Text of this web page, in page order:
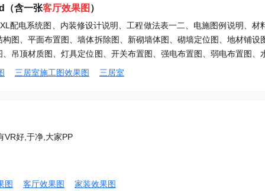
（含一张客厅效果图 ）
配电系统图、内装修设计说明、工程做法表一二、电施图例说明、材
图、平面布置图、墙体拆除图、新砌墙体图、砌墙定位图、地材铺设
吊顶材质图、灯具定位图、开关布置图、强电布置图、弱电布置图、
户A/B/C立面图、客厅立面图、茶区立面图、餐厅立面图、过道立面图
三居室施工图效果图 三居室
VR好,于净,大家PP
图 客厅效果图 家装效果图